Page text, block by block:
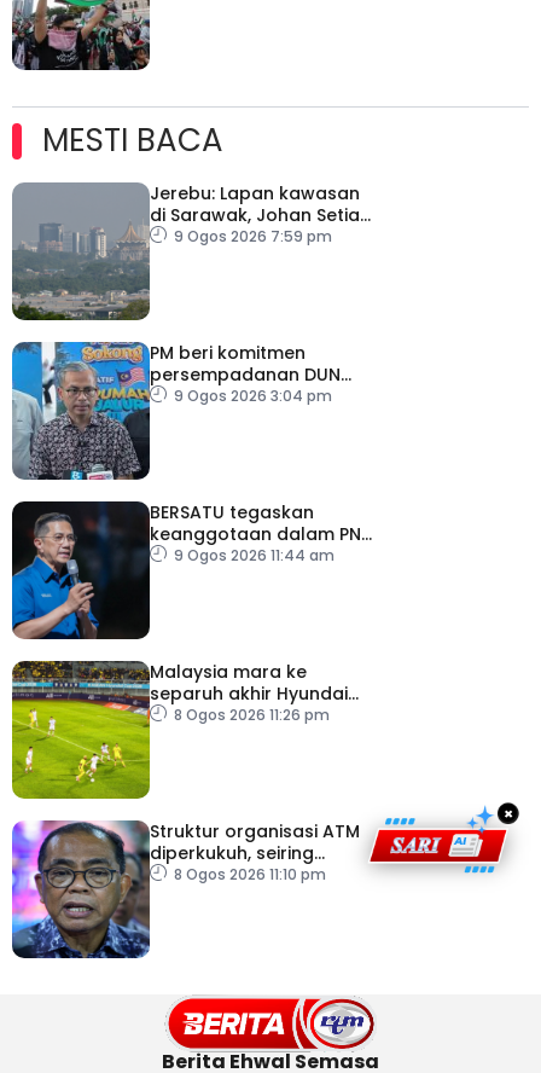
MESTI BACA
Jerebu: Lapan kawasan
di Sarawak, Johan Setia
di Selangor catat IPU
9 Ogos 2026 7:59 pm
PM beri komitmen
persempadanan DUN
Sarawak, minta laporan
9 Ogos 2026 3:04 pm
BERSATU tegaskan
keanggotaan dalam PN
masih sah
9 Ogos 2026 11:44 am
Malaysia mara ke
separuh akhir Hyundai
ASEAN Cup
8 Ogos 2026 11:26 pm
Struktur organisasi ATM
diperkukuh, seiring
pemodenan aset
8 Ogos 2026 11:10 pm
×
Berita Ehwal Semasa